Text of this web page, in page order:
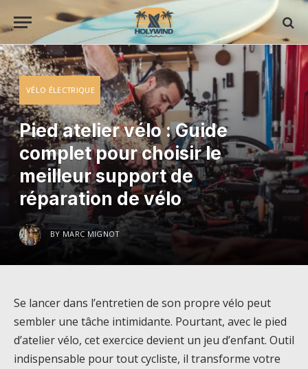
VÉLO ÉLECTRIQUE
Pied atelier vélo : Guide
complet pour choisir le
meilleur support de
réparation de vélo
BY MARC MIGNOT
Se lancer dans l’entretien de son propre vélo peut
sembler une tâche intimidante. Pourtant, avec le pied
d’atelier vélo, cet exercice devient un jeu d’enfant. Outil
indispensable pour tout cycliste, il transforme votre